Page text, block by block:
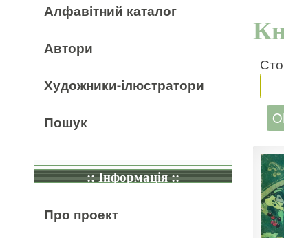
Алфавітний каталог
Автори
Художники-ілюстратори
Пошук
:: Інформація ::
Про проект